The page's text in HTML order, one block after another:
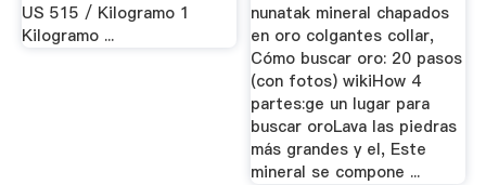
US 515 / Kilogramo 1
Kilogramo ...
nunatak mineral chapados
en oro colgantes collar,
Cómo buscar oro: 20 pasos
(con fotos) wikiHow 4
partes:ge un lugar para
buscar oroLava las piedras
más grandes y el, Este
mineral se compone ...